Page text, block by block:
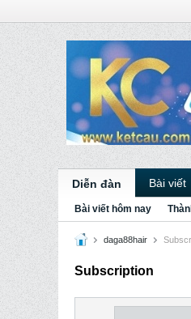
Diễn đàn Bài viết
Bài viết hôm nay
daga88hair
Subscription